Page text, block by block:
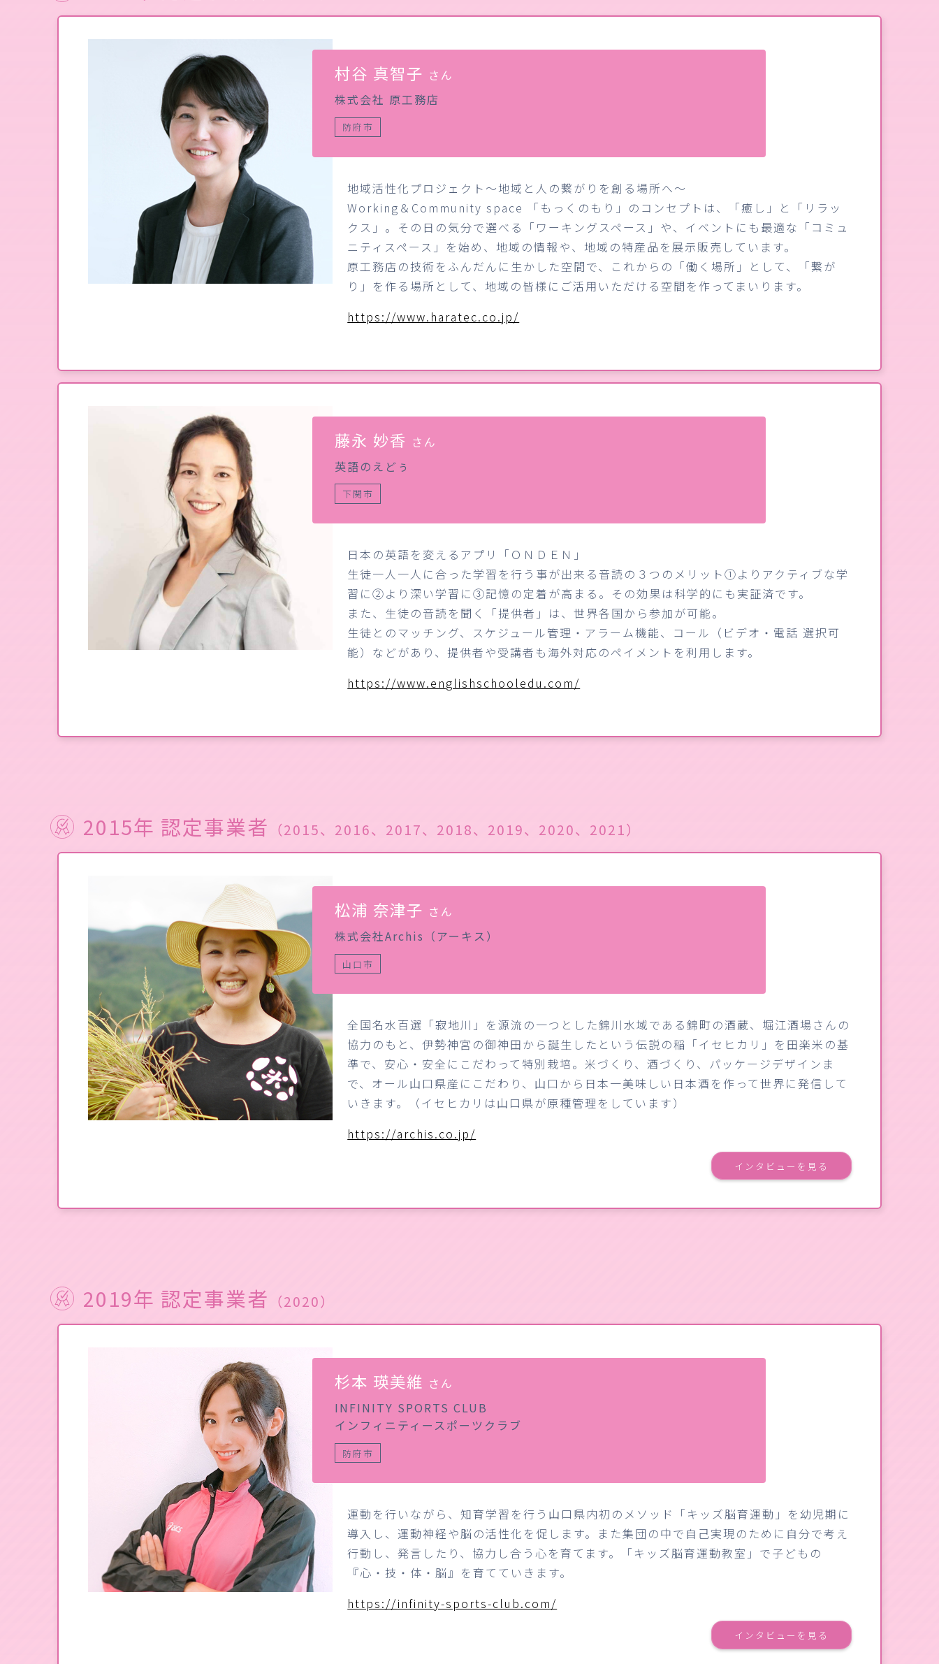
村谷 真智子 さん
株式会社 原工務店
防府市
地域活性化プロジェクト～地域と人の繋がりを創る場所へ～
Working＆Community space 「もっくのもり」のコンセプトは、「癒し」と「リラッ
クス」。その日の気分で選べる「ワーキングスペース」や、イベントにも最適な「コミュ
ニティスペース」を始め、地域の情報や、地域の特産品を展示販売しています。
原工務店の技術をふんだんに生かした空間で、これからの「働く場所」として、「繋が
り」を作る場所として、地域の皆様にご活用いただける空間を作ってまいります。
https://www.haratec.co.jp/
藤永 妙香 さん
英語のえどぅ
下関市
日本の英語を変えるアプリ「ＯＮＤＥＮ」
生徒一人一人に合った学習を行う事が出来る音読の３つのメリット①よりアクティブな学
習に②より深い学習に③記憶の定着が高まる。その効果は科学的にも実証済です。
また、生徒の音読を聞く「提供者」は、世界各国から参加が可能。
生徒とのマッチング、スケジュール管理・アラーム機能、コール（ビデオ・電話 選択可
能）などがあり、提供者や受講者も海外対応のペイメントを利用します。
https://www.englishschooledu.com/
2015年 認定事業者 （2015、2016、2017、2018、2019、2020、2021）
松浦 奈津子 さん
株式会社Archis（アーキス）
山口市
全国名水百選「寂地川」を源流の一つとした錦川水域である錦町の酒蔵、堀江酒場さんの
協力のもと、伊勢神宮の御神田から誕生したという伝説の稲「イセヒカリ」を田楽米の基
準で、安心・安全にこだわって特別栽培。米づくり、酒づくり、パッケージデザインま
で、オール山口県産にこだわり、山口から日本一美味しい日本酒を作って世界に発信して
いきます。（イセヒカリは山口県が原種管理をしています）
https://archis.co.jp/
インタビューを見る
2019年 認定事業者 （2020）
杉本 瑛美維 さん
INFINITY SPORTS CLUB
インフィニティースポーツクラブ
防府市
運動を行いながら、知育学習を行う山口県内初のメソッド「キッズ脳育運動」を幼児期に
導入し、運動神経や脳の活性化を促します。また集団の中で自己実現のために自分で考え
行動し、発言したり、協力し合う心を育てます。「キッズ脳育運動教室」で子どもの
『心・技・体・脳』を育てていきます。
https://infinity-sports-club.com/
インタビューを見る